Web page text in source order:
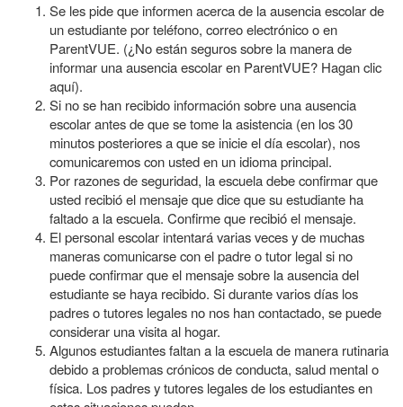
Se les pide que informen acerca de la ausencia escolar de
un estudiante por teléfono, correo electrónico o en
ParentVUE. (¿No están seguros sobre la manera de
informar una ausencia escolar en ParentVUE? Hagan clic
aquí).
Si no se han recibido información sobre una ausencia
escolar antes de que se tome la asistencia (en los 30
minutos posteriores a que se inicie el día escolar), nos
comunicaremos con usted en un idioma principal.
Por razones de seguridad, la escuela debe confirmar que
usted recibió el mensaje que dice que su estudiante ha
faltado a la escuela. Confirme que recibió el mensaje.
El personal escolar intentará varias veces y de muchas
maneras comunicarse con el padre o tutor legal si no
puede confirmar que el mensaje sobre la ausencia del
estudiante se haya recibido. Si durante varios días los
padres o tutores legales no nos han contactado, se puede
considerar una visita al hogar.
Algunos estudiantes faltan a la escuela de manera rutinaria
debido a problemas crónicos de conducta, salud mental o
física. Los padres y tutores legales de los estudiantes en